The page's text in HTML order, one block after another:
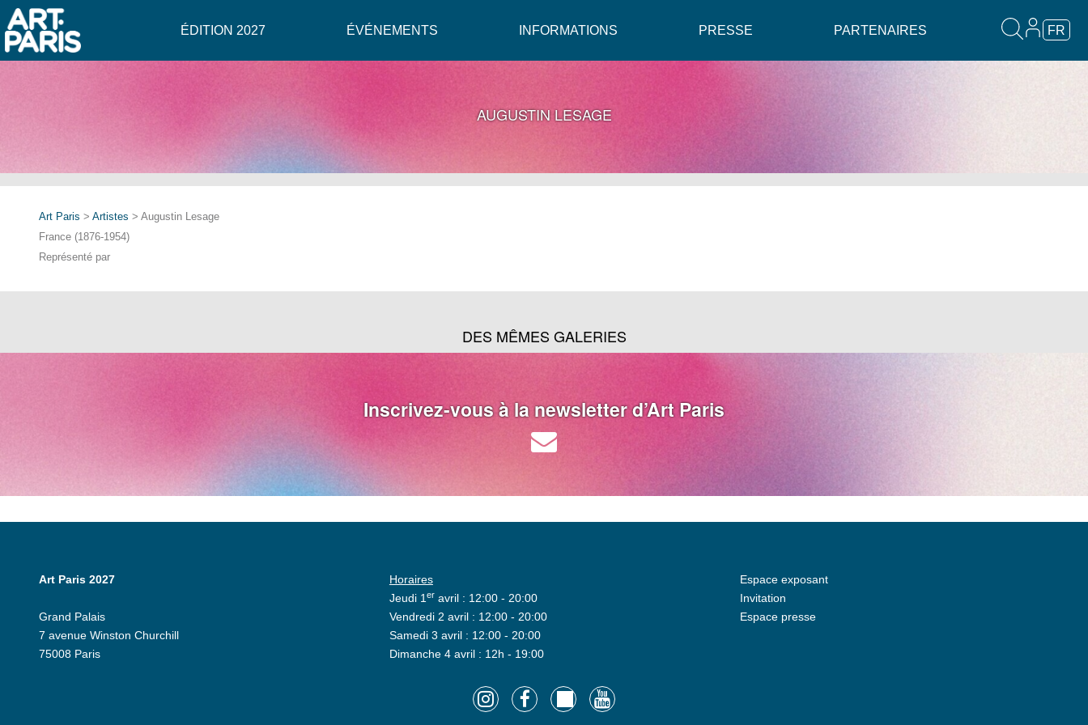
ÉDITION 2027 ÉVÉNEMENTS INFORMATIONS PRESSE PARTENAIRES FR
AUGUSTIN LESAGE
Art Paris > Artistes > Augustin Lesage
France (1876-1954)
Représenté par
DES MÊMES GALERIES
Inscrivez-vous à la newsletter d’Art Paris
Art Paris 2027
Grand Palais
7 avenue Winston Churchill
75008 Paris
Horaires
Jeudi 1eravril : 12:00 - 20:00
Vendredi 2 avril : 12:00 - 20:00
Samedi 3 avril : 12:00 - 20:00
Dimanche 4 avril : 12h - 19:00
Espace exposant
Invitation
Espace presse